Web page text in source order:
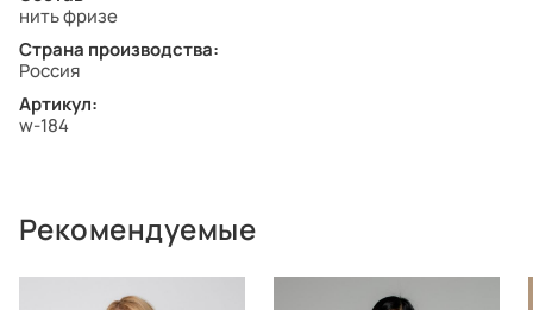
нить фризе
Страна производства:
Россия
Артикул:
w-184
Рекомендуемые